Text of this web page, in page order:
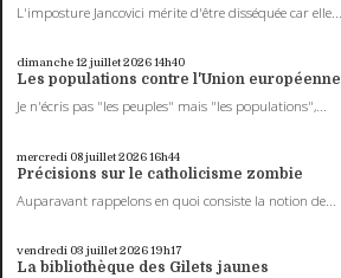
L'imposture Jancovici mérite d'être disséquée car elle...
dimanche 12 juillet 202614h40
Les populations contre l'Union européenne
Je n'écris pas "les peuples" mais "les populations",...
mercredi 08juillet 202616h44
Précisions sur le catholicisme zombie
Auparavant rappelons en quoi consiste la notion de...
vendredi 03 juillet 202619h17
La bibliothèque des Gilets jaunes